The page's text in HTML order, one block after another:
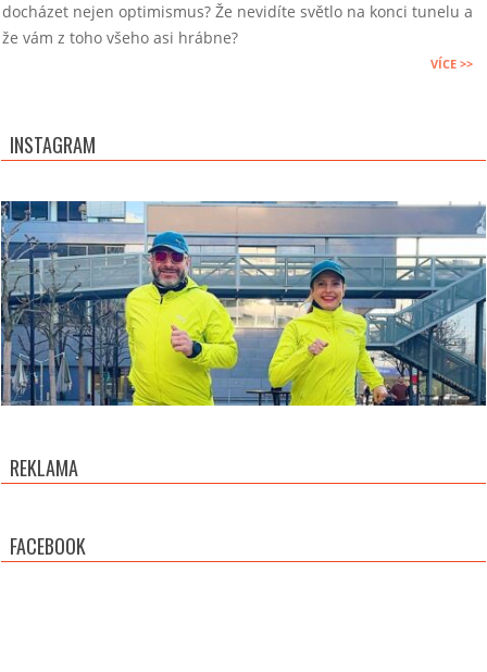
10
docházet nejen optimismus? Že nevidíte světlo na konci tunelu a
že vám z toho všeho asi hrábne?
VÍCE >>
INSTAGRAM
REKLAMA
FACEBOOK